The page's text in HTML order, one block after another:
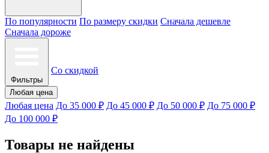
По популярности По размеру скидки Сначала дешевле
Сначала дороже
Фильтры
Со скидкой
Любая цена
Любая цена До 35 000 ₽ До 45 000 ₽ До 50 000 ₽ До 75 000 ₽
До 100 000 ₽
Товары не найдены